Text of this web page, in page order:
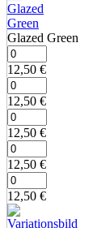
Glazed Green
12,50 €
12,50 €
12,50 €
12,50 €
12,50 €